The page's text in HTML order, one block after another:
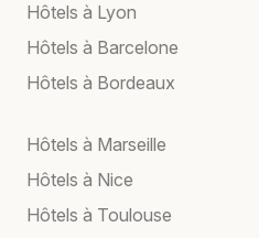
Hôtels à Lyon
Hôtels à Barcelone
Hôtels à Bordeaux
Hôtels à Marseille
Hôtels à Nice
Hôtels à Toulouse